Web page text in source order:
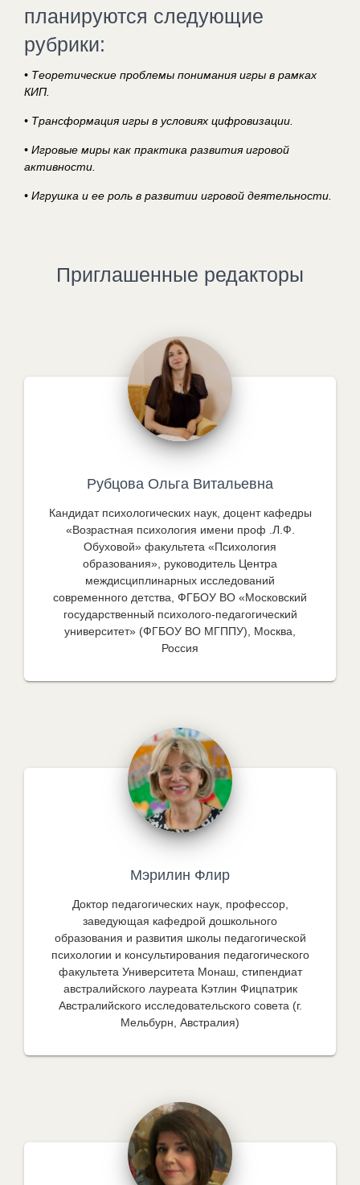
планируются следующие
рубрики:
• Теоретические проблемы понимания игры в рамках
КИП.
• Трансформация игры в условиях цифровизации.
• Игровые миры как практика развития игровой
активности.
• Игрушка и ее роль в развитии игровой деятельности.
Приглашенные редакторы
Рубцова Ольга Витальевна
Кандидат психологических наук, доцент кафедры
«Возрастная психология имени проф .Л.Ф.
Обуховой» факультета «Психология
образования», руководитель Центра
междисциплинарных исследований
современного детства, ФГБОУ ВО «Московский
государственный психолого-педагогический
университет» (ФГБОУ ВО МГППУ), Москва,
Россия
Мэрилин Флир
Доктор педагогических наук, профессор,
заведующая кафедрой дошкольного
образования и развития школы педагогической
психологии и консультирования педагогического
факультета Университета Монаш, стипендиат
австралийского лауреата Кэтлин Фицпатрик
Австралийского исследовательского совета (г.
Мельбурн, Австралия)